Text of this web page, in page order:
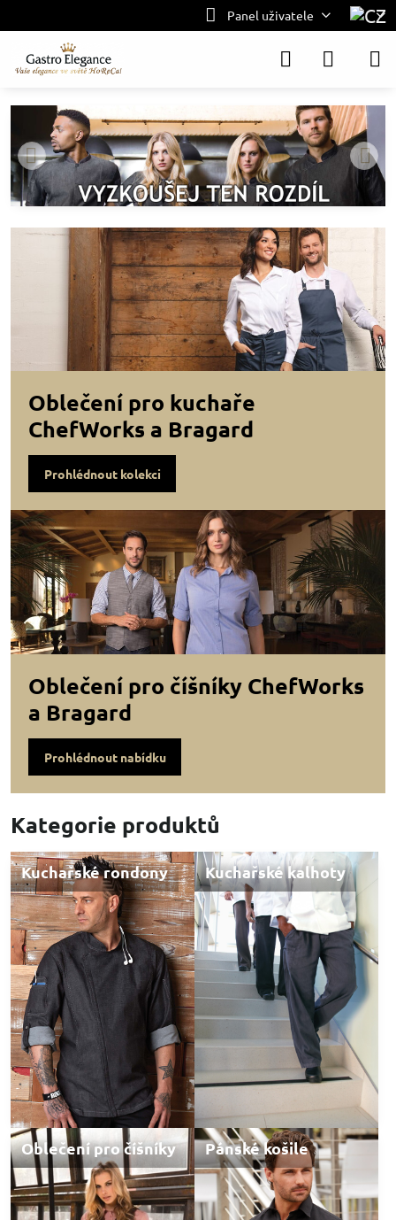
Panel uživatele
Oblečení pro kuchaře
ChefWorks a Bragard
Prohlédnout kolekci
Oblečení pro číšníky ChefWorks
a Bragard
Prohlédnout nabídku
Kategorie produktů
Kuchařské rondony Kuchařské kalhoty
Oblečení pro číšníky Pánské košile